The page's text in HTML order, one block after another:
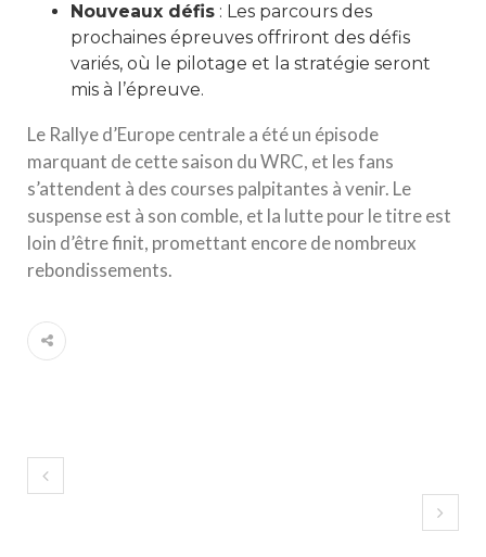
Nouveaux défis : Les parcours des
prochaines épreuves offriront des défis
variés, où le pilotage et la stratégie seront
mis à l’épreuve.
Le Rallye d’Europe centrale a été un épisode
marquant de cette saison du WRC, et les fans
s’attendent à des courses palpitantes à venir. Le
suspense est à son comble, et la lutte pour le titre est
loin d’être finit, promettant encore de nombreux
rebondissements.